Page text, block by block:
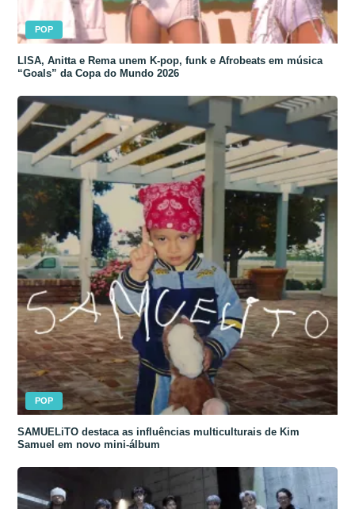
POP
LISA, Anitta e Rema unem K-pop, funk e Afrobeats em música
“Goals” da Copa do Mundo 2026
POP
SAMUELiTO destaca as influências multiculturais de Kim
Samuel em novo mini-álbum